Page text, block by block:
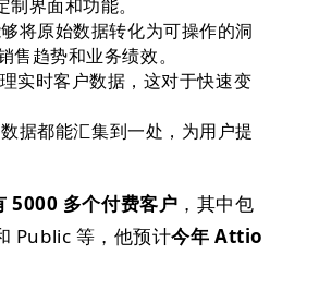
界面和功能。
将原始数据转化为可操作的洞
趋势和业务绩效。
实时客户数据，这对于快速变
据都能汇集到一处，为用户提
5000 多个付费客户 ，其中包
Public 等，他预计今年 Attio